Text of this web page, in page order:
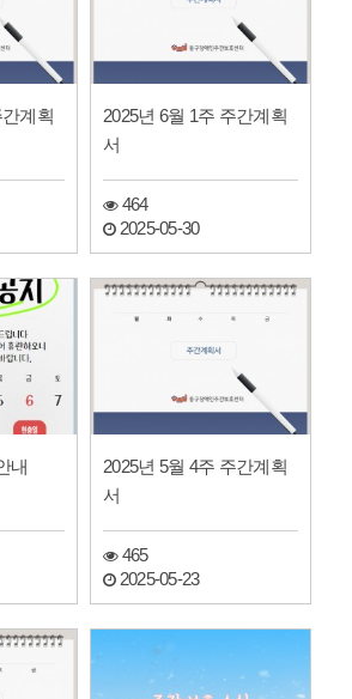
계획
2025년 6월 1주 주간계획
서
464
2025-05-30
내
2025년 5월 4주 주간계획
서
465
2025-05-23